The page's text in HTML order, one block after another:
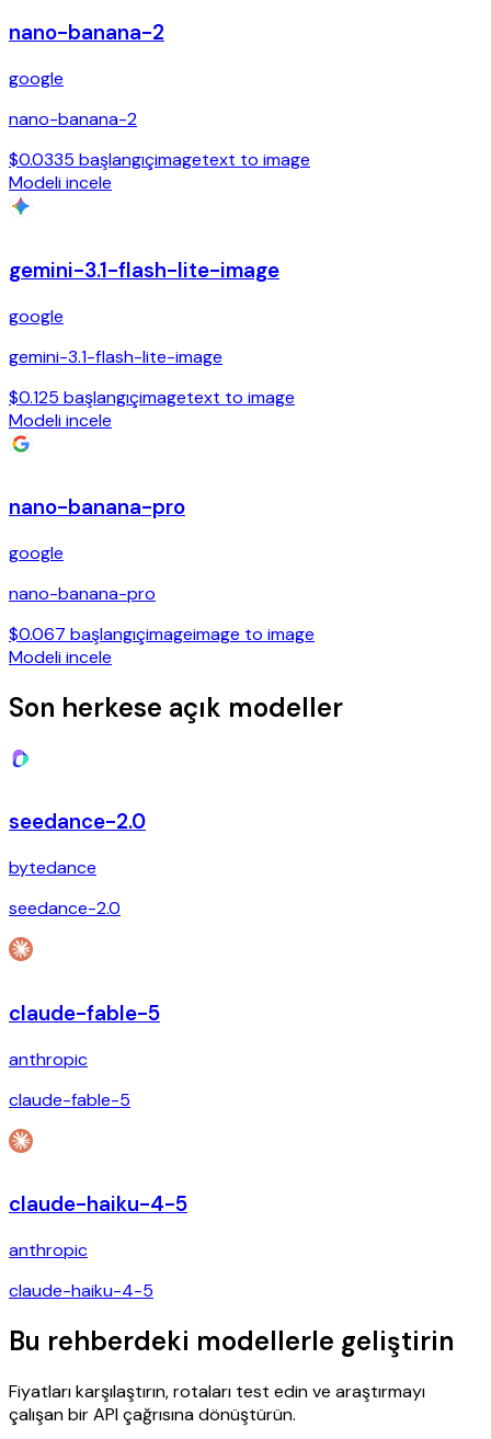
nano-banana-2
google
nano-banana-2
$0.0335 başlangıçimagetext to image
Modeli incele
gemini-3.1-flash-lite-image
google
gemini-3.1-flash-lite-image
$0.125 başlangıçimagetext to image
Modeli incele
nano-banana-pro
google
nano-banana-pro
$0.067 başlangıçimageimage to image
Modeli incele
Son herkese açık modeller
seedance-2.0
bytedance
seedance-2.0
claude-fable-5
anthropic
claude-fable-5
claude-haiku-4-5
anthropic
claude-haiku-4-5
Bu rehberdeki modellerle geliştirin
Fiyatları karşılaştırın, rotaları test edin ve araştırmayı
çalışan bir API çağrısına dönüştürün.